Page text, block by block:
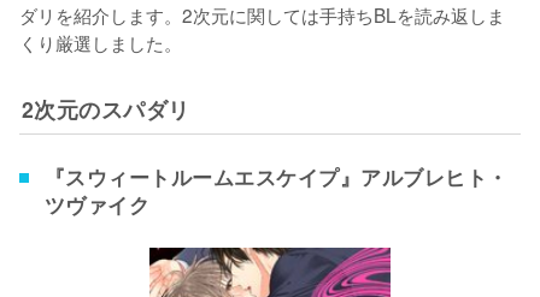
ダリを紹介します。2次元に関しては手持ちBLを読み返しま
くり厳選しました。
2次元のスパダリ
『スウィートルームエスケイプ』アルブレヒト・
ツヴァイク